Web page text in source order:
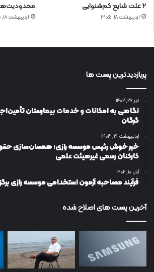
۲ علت شایع‌ کم‌شنوایی
اردیبهشت ۱۸, ۱۴۰۵ اردیبهشت ۱۸, ۱۴۰۵
پربازدیدترین پست ها
تیر ۲۶, ۱۴۰۲
نگاهی به امکانات و خدمات بیمارستان
گرگان
اردیبهشت ۱۹, ۱۴۰۳
خبر خوش رئیس موسسه رازی: همسان‌سازی
کارکنان رسمی غیرهیئت علمی
آبان ۱۰, ۱۴۰۲
فرآیند مصاحبه آزمون استخدامی موسسه رازی
آخرین پست های اصلاح شده